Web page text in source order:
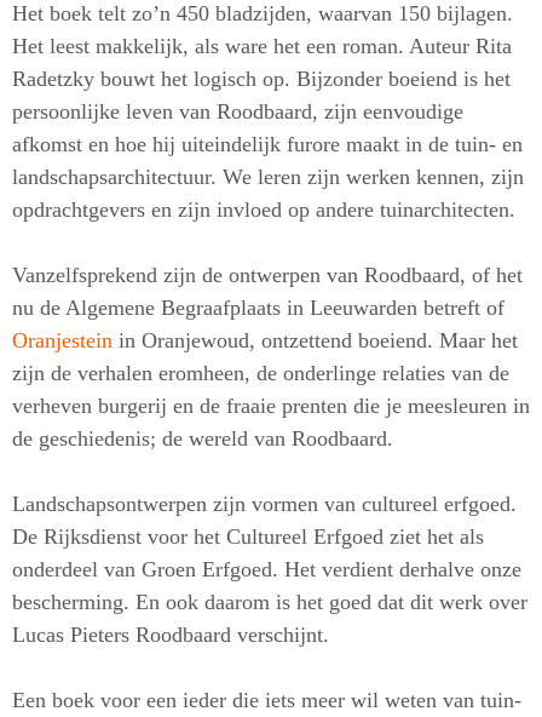
Het boek telt zo’n 450 bladzijden, waarvan 150 bijlagen.
Het leest makkelijk, als ware het een roman. Auteur Rita
Radetzky bouwt het logisch op. Bijzonder boeiend is het
persoonlijke leven van Roodbaard, zijn eenvoudige
afkomst en hoe hij uiteindelijk furore maakt in de tuin- en
landschapsarchitectuur. We leren zijn werken kennen, zijn
opdrachtgevers en zijn invloed op andere tuinarchitecten.
Vanzelfsprekend zijn de ontwerpen van Roodbaard, of het
nu de Algemene Begraafplaats in Leeuwarden betreft of
Oranjestein in Oranjewoud, ontzettend boeiend. Maar het
zijn de verhalen eromheen, de onderlinge relaties van de
verheven burgerij en de fraaie prenten die je meesleuren in
de geschiedenis; de wereld van Roodbaard.
Landschapsontwerpen zijn vormen van cultureel erfgoed.
De Rijksdienst voor het Cultureel Erfgoed ziet het als
onderdeel van Groen Erfgoed. Het verdient derhalve onze
bescherming. En ook daarom is het goed dat dit werk over
Lucas Pieters Roodbaard verschijnt.
Een boek voor een ieder die iets meer wil weten van tuin-